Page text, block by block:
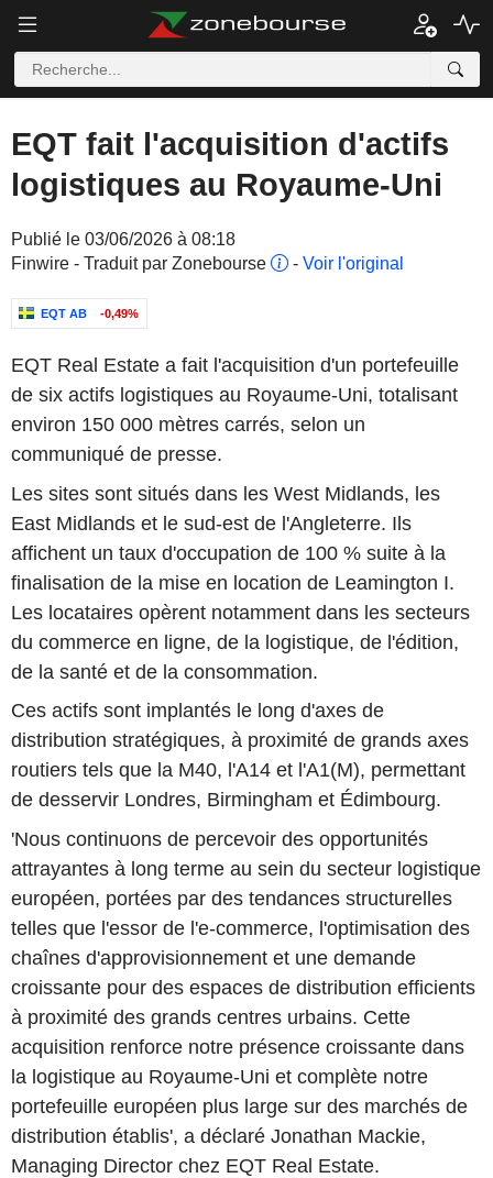
EQT fait l'acquisition d'actifs
logistiques au Royaume-Uni
Publié le 03/06/2026 à 08:18
Finwire - Traduit par Zonebourse
- Voir l'original
EQT AB -0,49%
EQT Real Estate a fait l'acquisition d'un portefeuille
de six actifs logistiques au Royaume-Uni, totalisant
environ 150 000 mètres carrés, selon un
communiqué de presse.
Les sites sont situés dans les West Midlands, les
East Midlands et le sud-est de l'Angleterre. Ils
affichent un taux d'occupation de 100 % suite à la
finalisation de la mise en location de Leamington I.
Les locataires opèrent notamment dans les secteurs
du commerce en ligne, de la logistique, de l'édition,
de la santé et de la consommation.
Ces actifs sont implantés le long d'axes de
distribution stratégiques, à proximité de grands axes
routiers tels que la M40, l'A14 et l'A1(M), permettant
de desservir Londres, Birmingham et Édimbourg.
'Nous continuons de percevoir des opportunités
attrayantes à long terme au sein du secteur logistique
européen, portées par des tendances structurelles
telles que l'essor de l'e-commerce, l'optimisation des
chaînes d'approvisionnement et une demande
croissante pour des espaces de distribution efficients
à proximité des grands centres urbains. Cette
acquisition renforce notre présence croissante dans
la logistique au Royaume-Uni et complète notre
portefeuille européen plus large sur des marchés de
distribution établis', a déclaré Jonathan Mackie,
Managing Director chez EQT Real Estate.